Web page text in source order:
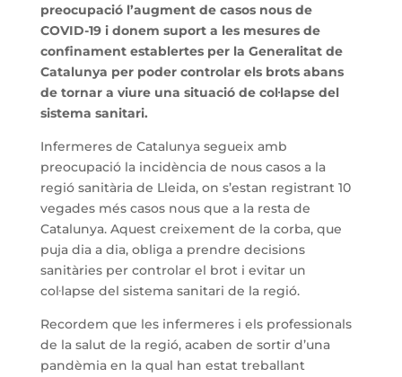
preocupació l’augment de casos nous de
COVID-19 i donem suport a les mesures de
confinament establertes per la Generalitat de
Catalunya per poder controlar els brots abans
de tornar a viure una situació de col·lapse del
sistema sanitari.
Infermeres de Catalunya segueix amb
preocupació la incidència de nous casos a la
regió sanitària de Lleida, on s’estan registrant 10
vegades més casos nous que a la resta de
Catalunya. Aquest creixement de la corba, que
puja dia a dia, obliga a prendre decisions
sanitàries per controlar el brot i evitar un
col·lapse del sistema sanitari de la regió.
Recordem que les infermeres i els professionals
de la salut de la regió, acaben de sortir d’una
pandèmia en la qual han estat treballant